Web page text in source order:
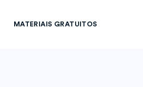
MATERIAIS GRATUITOS